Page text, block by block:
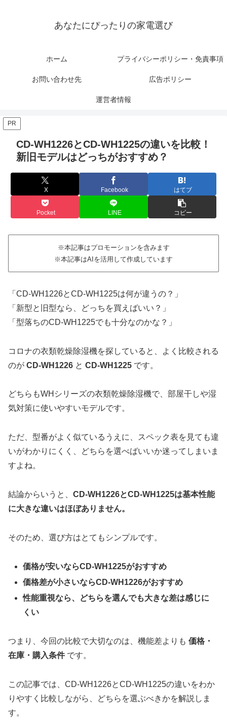
あなたにぴったりの家電選び
ホーム プライバシーポリシー・免責事項
お問い合わせ先 広告ポリシー
運営者情報
PR
CD-WH1226とCD-WH1225の違いを比較！
新旧モデルはどっちがおすすめ？
X Facebook はてブ
Pocket LINE コピー
※本記事はプロモーションを含みます
※本記事はAIを活用して作成しています
「CD-WH1226とCD-WH1225は何が違うの？」
「新型と旧型なら、どっちを買えばいい？」
「型落ちのCD-WH1225でも十分なのかな？」
コロナの衣類乾燥除湿機を探していると、よく比較される
のが CD-WH1226 と CD-WH1225 です。
どちらもWHシリーズの衣類乾燥除湿機で、部屋干しや湿
気対策に使いやすいモデルです。
ただ、型番がよく似ているうえに、スペック表を見ても違
いがわかりにくく、どちらを選べばいいか迷ってしまいま
すよね。
結論からいうと、 CD-WH1226とCD-WH1225は基本性能
に大きな違いはほぼありません。
そのため、選び方はとてもシンプルです。
価格が安いならCD-WH1225がおすすめ
価格差が小さいならCD-WH1226がおすすめ
性能重視なら、どちらを選んでも大きな差は感じに
くい
つまり、今回の比較で大切なのは、機能差よりも 価格・
在庫・購入条件です。
この記事では、CD-WH1226とCD-WH1225の違いをわか
りやすく比較しながら、どちらを選ぶべきかを解説しま
す。